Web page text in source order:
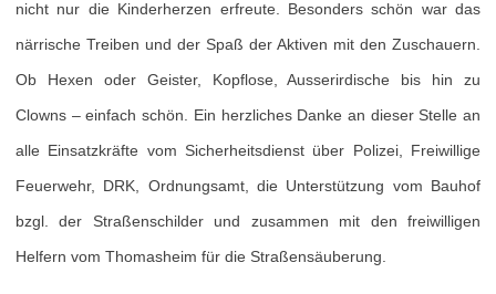
nicht nur die Kinderherzen erfreute. Besonders schön war das
närrische Treiben und der Spaß der Aktiven mit den Zuschauern.
Ob Hexen oder Geister, Kopflose, Ausserirdische bis hin zu
Clowns – einfach schön. Ein herzliches Danke an dieser Stelle an
alle Einsatzkräfte vom Sicherheitsdienst über Polizei, Freiwillige
Feuerwehr, DRK, Ordnungsamt, die Unterstützung vom Bauhof
bzgl. der Straßenschilder und zusammen mit den freiwilligen
Helfern vom Thomasheim für die Straßensäuberung.